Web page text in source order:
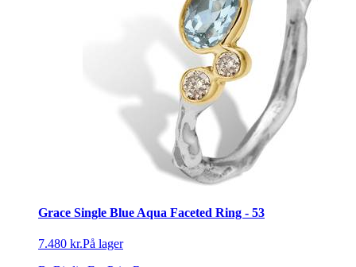
Grace Single Blue Aqua Faceted Ring - 53
7.480 kr.På lager